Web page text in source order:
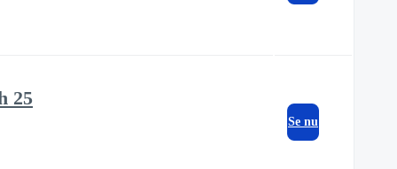
25
Se nu